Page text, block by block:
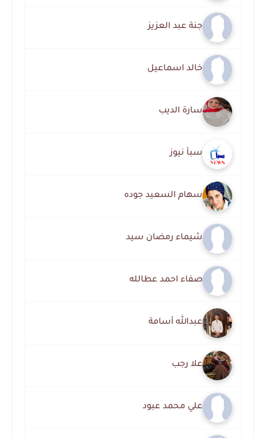
جنة عبد العزيز
خالد اسماعيل
سارة الديب
سبأ نيوز
سهام السعيد جوده
شيماء رمضان سيد
صفاء احمد عطالله
عبدالله أسامة
علا رجب
علي محمد عبود